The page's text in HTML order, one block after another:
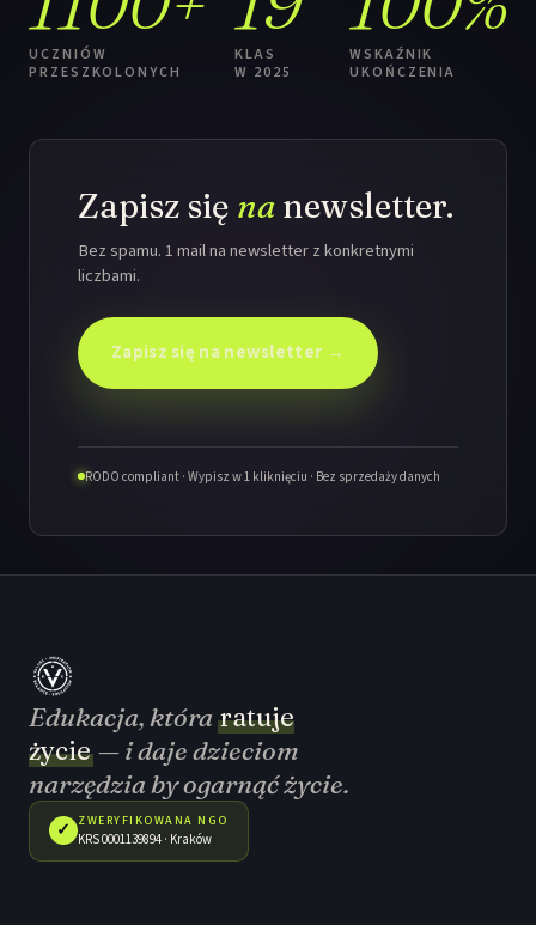
UCZNIÓW
PRZESZKOLONYCH
KLAS
W 2025
WSKAŹNIK
UKOŃCZENIA
Zapisz się na newsletter.
Bez spamu. 1 mail na newsletter z konkretnymi
liczbami.
Zapisz się na newsletter →
RODO compliant · Wypisz w 1 kliknięciu · Bez sprzedaży danych
Edukacja, która ratuje
życie — i daje dzieciom
narzędzia by ogarnąć życie.
✓ ZWERYFIKOWANA NGO
KRS 0001139894 · Kraków